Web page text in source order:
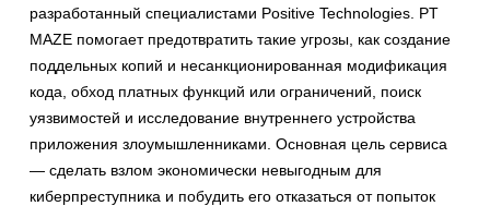
разработанный специалистами Positive Technologies. PT
MAZE помогает предотвратить такие угрозы, как создание
поддельных копий и несанкционированная модификация
кода, обход платных функций или ограничений, поиск
уязвимостей и исследование внутреннего устройства
приложения злоумышленниками. Основная цель сервиса
— сделать взлом экономически невыгодным для
киберпреступника и побудить его отказаться от попыток